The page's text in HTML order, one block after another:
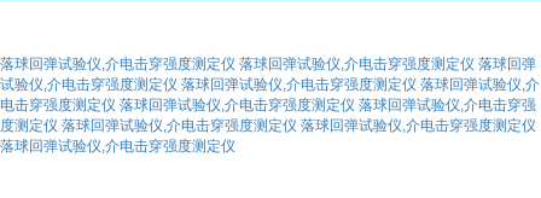
落球回弹试验仪,介电击穿强度测定仪 落球回弹试验仪,介电击穿强度测定仪 落球回弹
试验仪,介电击穿强度测定仪 落球回弹试验仪,介电击穿强度测定仪 落球回弹试验仪,介
电击穿强度测定仪 落球回弹试验仪,介电击穿强度测定仪 落球回弹试验仪,介电击穿强
度测定仪 落球回弹试验仪,介电击穿强度测定仪 落球回弹试验仪,介电击穿强度测定仪
落球回弹试验仪,介电击穿强度测定仪